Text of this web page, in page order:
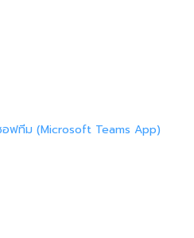
อฟทีม (Microsoft Teams App)